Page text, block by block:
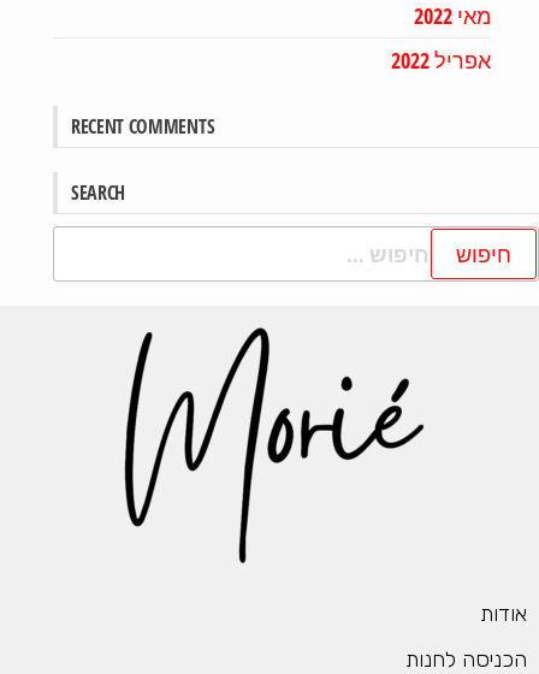
מאי 2022
אפריל 2022
RECENT COMMENTS
SEARCH
לחנות